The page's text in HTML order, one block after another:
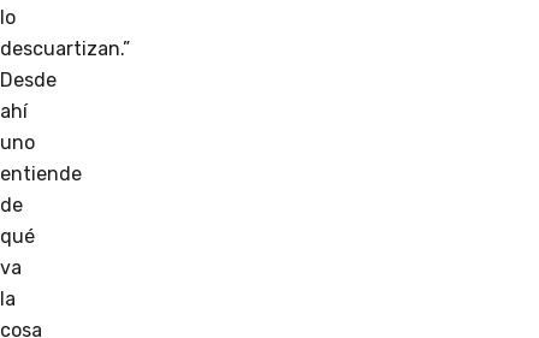
lo
descuartizan.”
Desde
ahí
uno
entiende
de
qué
va
la
cosa